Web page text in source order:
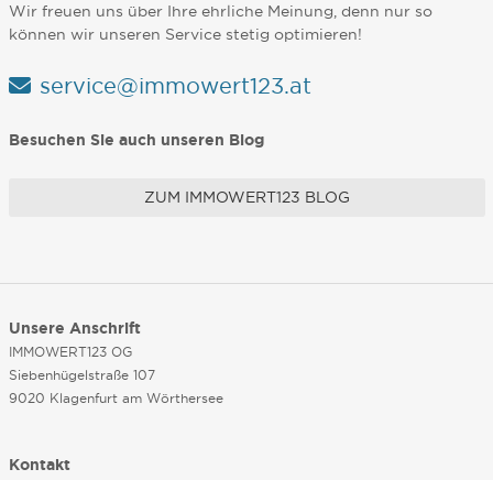
Wir freuen uns über Ihre ehrliche Meinung, denn nur so
können wir unseren Service stetig optimieren!
service@immowert123.at
Besuchen Sie auch unseren Blog
ZUM IMMOWERT123 BLOG
Unsere Anschrift
IMMOWERT123 OG
Siebenhügelstraße 107
9020 Klagenfurt am Wörthersee
Kontakt